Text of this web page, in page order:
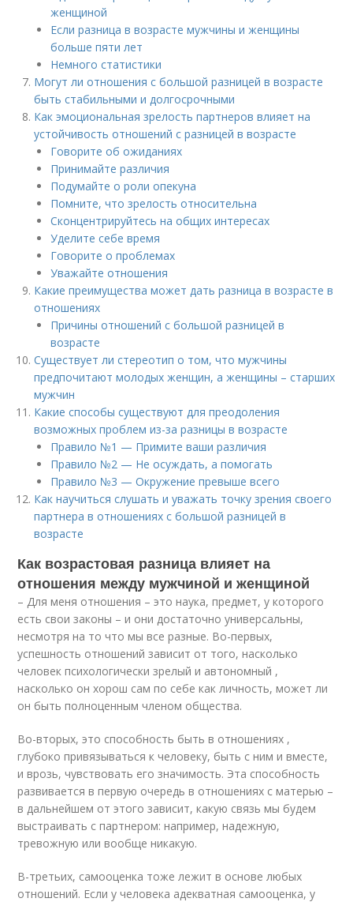
женщиной
Если разница в возрасте мужчины и женщины
больше пяти лет
Немного статистики
Могут ли отношения с большой разницей в возрасте
быть стабильными и долгосрочными
Как эмоциональная зрелость партнеров влияет на
устойчивость отношений с разницей в возрасте
Говорите об ожиданиях
Принимайте различия
Подумайте о роли опекуна
Помните, что зрелость относительна
Сконцентрируйтесь на общих интересах
Уделите себе время
Говорите о проблемах
Уважайте отношения
Какие преимущества может дать разница в возрасте в
отношениях
Причины отношений с большой разницей в
возрасте
Существует ли стереотип о том, что мужчины
предпочитают молодых женщин, а женщины – старших
мужчин
Какие способы существуют для преодоления
возможных проблем из-за разницы в возрасте
Правило №1 — Примите ваши различия
Правило №2 — Не осуждать, а помогать
Правило №3 — Окружение превыше всего
Как научиться слушать и уважать точку зрения своего
партнера в отношениях с большой разницей в
возрасте
Как возрастовая разница влияет на
отношения между мужчиной и женщиной
– Для меня отношения – это наука, предмет, у которого
есть свои законы – и они достаточно универсальны,
несмотря на то что мы все разные. Во-первых,
успешность отношений зависит от того, насколько
человек психологически зрелый и автономный ,
насколько он хорош сам по себе как личность, может ли
он быть полноценным членом общества.
Во-вторых, это способность быть в отношениях ,
глубоко привязываться к человеку, быть с ним и вместе,
и врозь, чувствовать его значимость. Эта способность
развивается в первую очередь в отношениях с матерью –
в дальнейшем от этого зависит, какую связь мы будем
выстраивать с партнером: например, надежную,
тревожную или вообще никакую.
В-третьих, самооценка тоже лежит в основе любых
отношений. Если у человека адекватная самооценка, у